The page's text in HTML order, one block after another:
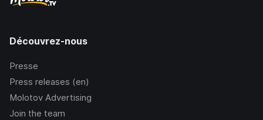
Découvrez-nous
Presse
Press releases (en)
Molotov Advertising
Join the team